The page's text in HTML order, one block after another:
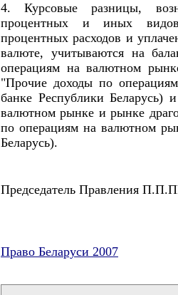
4. Курсовые разницы,
процентных и иных видов
процентных расходов и
валюте, учитываются на
операциям на валютном
"Прочие доходы по
банке Республики Беларусь)
валютном рынке и рынке
по операциям на валютном
Беларусь).
Председатель Правления
Право Беларуси 2007